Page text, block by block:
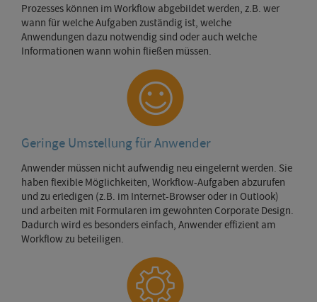
Prozesses können im Workflow abgebildet werden, z.B. wer
wann für welche Aufgaben zuständig ist, welche
Anwendungen dazu notwendig sind oder auch welche
Informationen wann wohin fließen müssen.
Geringe Umstellung für Anwender
Anwender müssen nicht aufwendig neu eingelernt werden. Sie
haben flexible Möglichkeiten, Workflow-Aufgaben abzurufen
und zu erledigen (z.B. im Internet-Browser oder in Outlook)
und arbeiten mit Formularen im gewohnten Corporate Design.
Dadurch wird es besonders einfach, Anwender effizient am
Workflow zu beteiligen.